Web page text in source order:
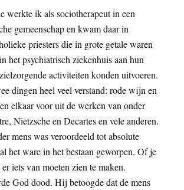
werkte ik als sociotherapeut in een
gemeenschap en kwam daar in
priesters die in grote getale waren
het psychiatrisch ziekenhuis aan hun
activiteiten konden uitvoeren.
dingen heel veel verstand: rode wijn en
elkaar voor uit de werken van onder
Nietzsche en Decartes en vele anderen.
mens was veroordeeld tot absolute
het ware in het bestaan geworpen. Of je
iets van moeten zien te maken.
God dood. Hij betoogde dat de mens